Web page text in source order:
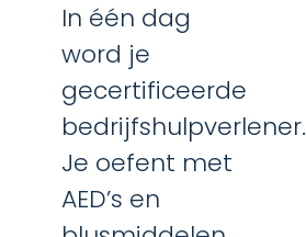
In één dag
word je
gecertificeerde
bedrijfshulpverlener.
Je oefent met
AED’s en